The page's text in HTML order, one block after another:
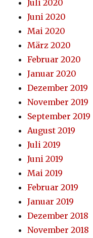
Juli 2020
Juni 2020
Mai 2020
März 2020
Februar 2020
Januar 2020
Dezember 2019
November 2019
September 2019
August 2019
Juli 2019
Juni 2019
Mai 2019
Februar 2019
Januar 2019
Dezember 2018
November 2018